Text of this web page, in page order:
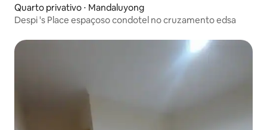
Quarto privativo ⋅ Mandaluyong
Despi 's Place espaçoso condotel no cruzamento edsa